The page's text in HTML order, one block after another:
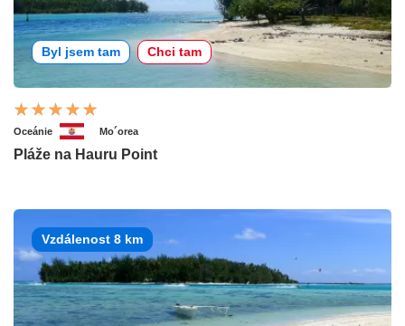
Byl jsem tam Chci tam
Oceánie Mo´orea
Pláže na Hauru Point
Vzdálenost 8 km